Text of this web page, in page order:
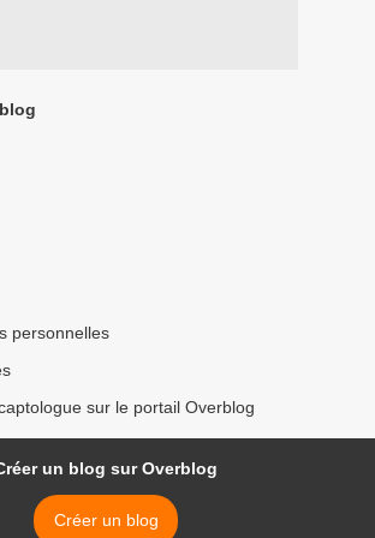
personnelles
sur le portail Overblog
un blog sur Overblog
Créer un blog